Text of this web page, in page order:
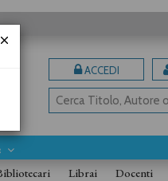
ACCEDI
Librai Docenti